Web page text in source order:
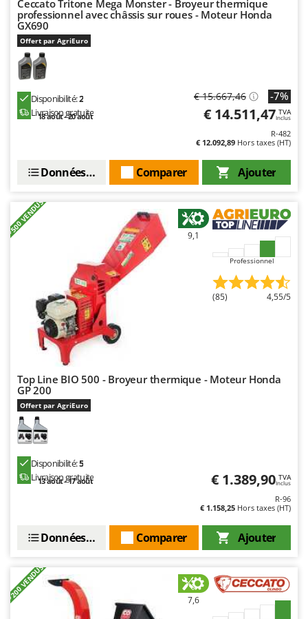
Stiga
Stocker
Sunseeker
T
TecnoGen
Tenco
Titania
Trev - Abrek - TecnoVIR
Trotec
Troy-Bilt
Udor
Unger
V
Verdemax
Vesco
Volpi
WIDU
Wolf Garten
Wortex
Ceccato Tritone Mega Monster - Broyeur thermique
professionnel avec châssis sur roues - Moteur Honda
GX690
Offert par AgriEuro
Disponibilité:2
Livraison gratuite
18 août - 20 août
€ 15.667,46 -7%
€ 14.511,47 TVA
Inclus
R-482
€ 12.092,89 Hors taxes (HT)
Ajouter
Comparer
Données techniques
+500 VENDUS 9,1
Professionnel
(85) 4,55/5
Top Line BIO 500 - Broyeur thermique - Moteur Honda
GP 200
Offert par AgriEuro
Disponibilité:5
Livraison gratuite
13 août - 17 août € 1.389,90 TVA
Inclus
R-96
€ 1.158,25 Hors taxes (HT)
Ajouter
Comparer
Données techniques
+200 VENDUS 7,6